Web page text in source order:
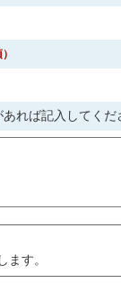
れば記入してくだ
す。